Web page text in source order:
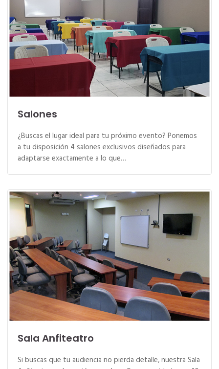
Salones
¿Buscas el lugar ideal para tu próximo evento? Ponemos
a tu disposición 4 salones exclusivos diseñados para
adaptarse exactamente a lo que…
Sala Anfiteatro
Si buscas que tu audiencia no pierda detalle, nuestra Sala